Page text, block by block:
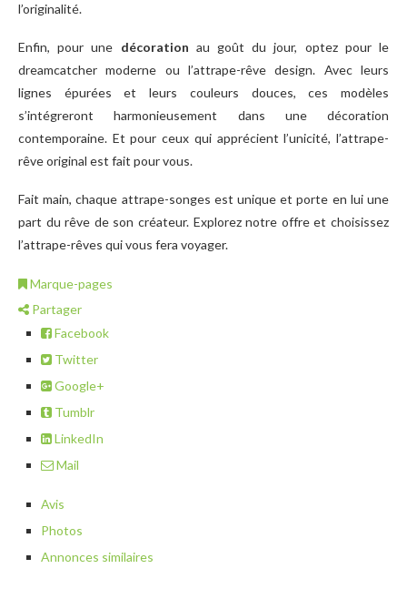
l’originalité.
Enfin, pour une décoration au goût du jour, optez pour le
dreamcatcher moderne ou l’attrape-rêve design. Avec leurs
lignes épurées et leurs couleurs douces, ces modèles
s’intégreront harmonieusement dans une décoration
contemporaine. Et pour ceux qui apprécient l’unicité, l’attrape-
rêve original est fait pour vous.
Fait main, chaque attrape-songes est unique et porte en lui une
part du rêve de son créateur. Explorez notre offre et choisissez
l’attrape-rêves qui vous fera voyager.
Marque-pages
Partager
Facebook
Twitter
Google+
Tumblr
LinkedIn
Mail
Avis
Photos
Annonces similaires